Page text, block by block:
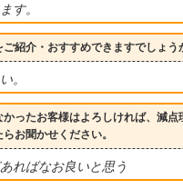
す。
紹介・おすすめできますでしょ
。
ったお客様はよろしければ、減
お聞かせください。
ればなお良いと思う